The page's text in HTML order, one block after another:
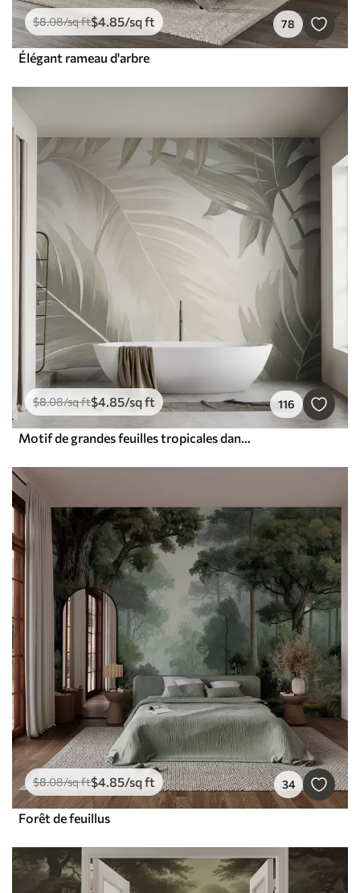
$8.08/sq ft$4.85/sq ft 78
Élégant rameau d'arbre
$8.08/sq ft$4.85/sq ft 116
Motif de grandes feuilles tropicales dans des tons doux de vert et de beige, avec des dégradés doux et des détails de texture délicats
$8.08/sq ft$4.85/sq ft 34
Forêt de feuillus